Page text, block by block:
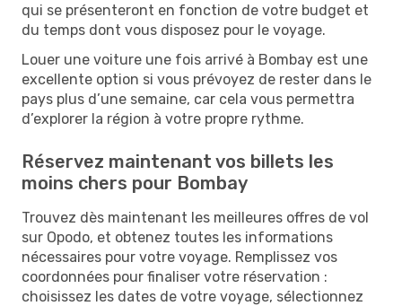
qui se présenteront en fonction de votre budget et
du temps dont vous disposez pour le voyage.
Louer une voiture une fois arrivé à Bombay est une
excellente option si vous prévoyez de rester dans le
pays plus d’une semaine, car cela vous permettra
d’explorer la région à votre propre rythme.
Réservez maintenant vos billets les
moins chers pour Bombay
Trouvez dès maintenant les meilleures offres de vol
sur Opodo, et obtenez toutes les informations
nécessaires pour votre voyage. Remplissez vos
coordonnées pour finaliser votre réservation :
choisissez les dates de votre voyage, sélectionnez